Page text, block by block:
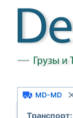
MD-MD
Транспорт: